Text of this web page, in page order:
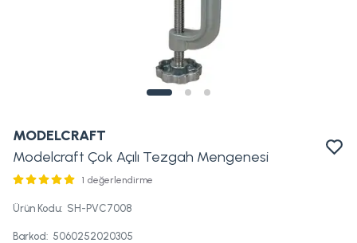
MODELCRAFT
Modelcraft Çok Açılı Tezgah Mengenesi
1 değerlendirme
Ürün Kodu: SH-PVC7008
Barkod: 5060252020305